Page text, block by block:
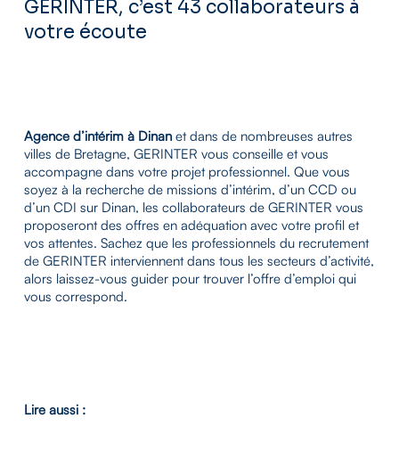
GERINTER, c’est 43 collaborateurs à
votre écoute
Agence d’intérim à Dinanet dans de nombreuses autres
villes de Bretagne, GERINTER vous conseille et vous
accompagne dans votre projet professionnel. Que vous
soyez à la recherche de missions d’intérim, d’un CCD ou
d’un CDI sur Dinan, les collaborateurs de GERINTER vous
proposeront des offres en adéquation avec votre profil et
vos attentes. Sachez que les professionnels du recrutement
de GERINTER interviennent dans tous les secteurs d’activité,
alors laissez-vous guider pour trouver l’offre d’emploi qui
vous correspond.
Lire aussi :